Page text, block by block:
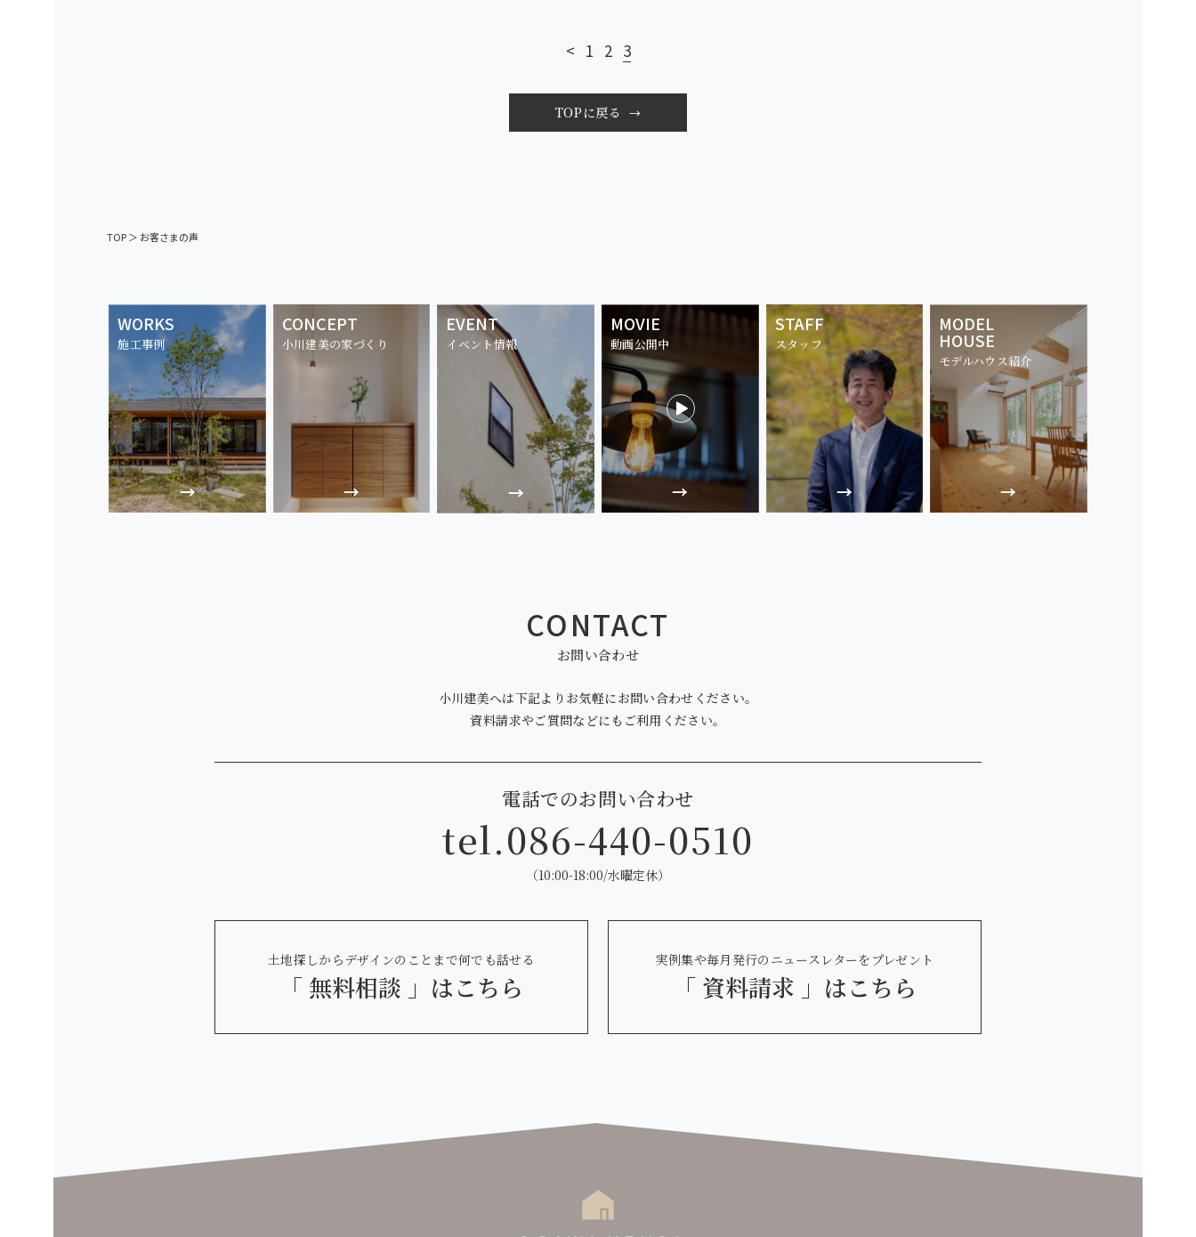
< 1 2 3
TOPに戻る
TOP＞ お客さまの声
WORKS
施工事例
CONCEPT
小川建美の家づくり
EVENT
イベント情報
MOVIE
動画公開中
STAFF
スタッフ
MODEL
HOUSE
モデルハウス紹介
CONTACT
お問い合わせ
小川建美へは下記より お気軽にお問い合わせください。
資料請求やご質問などにも ご利用ください。
電話でのお問い合わせ
tel.086-440-0510
（10:00-18:00/水曜定休）
土地探しからデザインのことまで何でも話せる
「 無料相談 」 はこちら
実例集や毎月発行のニュースレターをプレゼント
「 資料請求 」 はこちら